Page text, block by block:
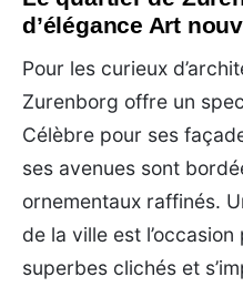
d’élégance Art
Pour les curieux
Zurenborg offre un
Célèbre pour ses
ses avenues sont
ornementaux raffinés.
de la ville est
superbes clichés et